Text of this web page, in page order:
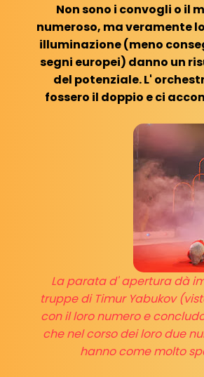
Non sono i convogli o il
numeroso, ma veramente
illuminazione (meno
segni europei) danno un
del potenziale. L'
fossero il doppio e ci
La parata d' apertura dà
truppe di Timur Yabukov
con il loro numero e
che nel corso dei loro due
hanno come molto